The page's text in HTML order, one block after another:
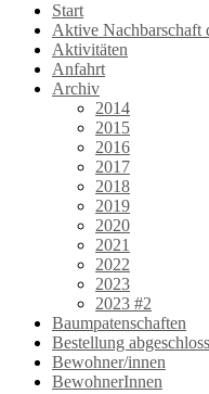
Start
Aktive Nachbarschaft
Aktivitäten
Anfahrt
Archiv
2014
2015
2016
2017
2018
2019
2020
2021
2022
2023
2023 #2
Baumpatenschaften
Bestellung
Bewohner/innen
BewohnerInnen